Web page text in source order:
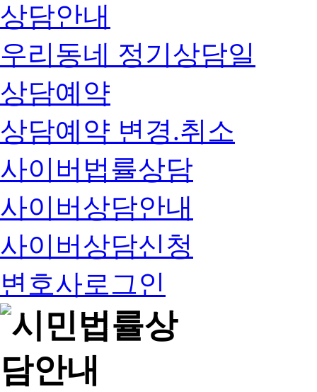
상담안내
우리동네 정기상담일
상담예약
상담예약 변경.취소
사이버법률상담
사이버상담안내
사이버상담신청
변호사로그인